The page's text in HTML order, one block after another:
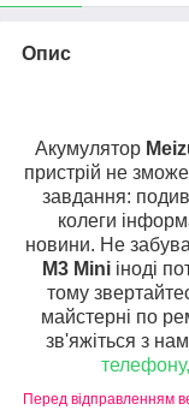
Опис
Акумулятор
пристрій не
завдання:
колеги
новини. Не
M3 Mini іноді
тому
майстерні по
зв'яжіться з
Перед відправленням